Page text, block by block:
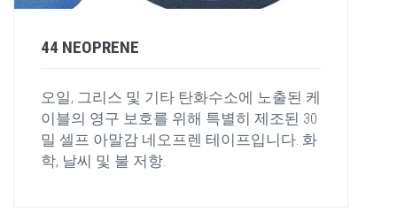
44 NEOPRENE
오일, 그리스 및 기타 탄화수소에 노출된 케
이블의 영구 보호를 위해 특별히 제조된 30
밀 셀프 아말감 네오프렌 테이프입니다. 화
학, 날씨 및 불 저항.